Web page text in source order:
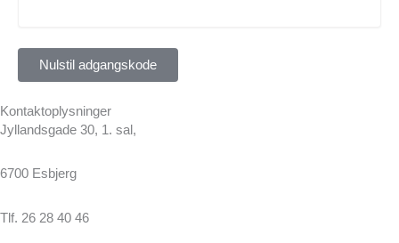
Nulstil adgangskode
Kontaktoplysninger
Jyllandsgade 30, 1. sal,
6700 Esbjerg
Tlf. 26 28 40 46